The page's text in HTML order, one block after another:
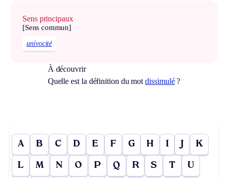
Sens principaux
[Sens commun]
univocité
À découvrir
Quelle est la définition du motdissimulé?
A B C D E F G H I J K
L M N O P Q R S T U